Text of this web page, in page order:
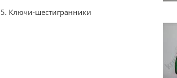
5. Ключи-шестигранники